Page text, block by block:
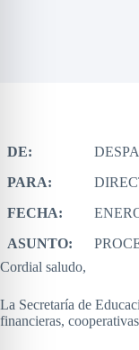
DE:
PARA:
FECHA:
ASUNTO:
Cordial saludo,
La Secretaría de
financieras,